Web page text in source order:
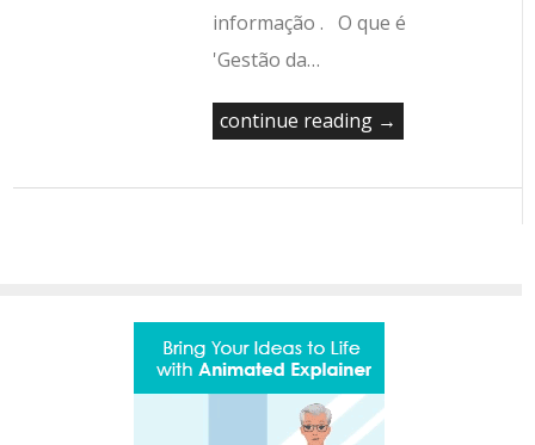
informação . O que é
'Gestão da…
continue reading →